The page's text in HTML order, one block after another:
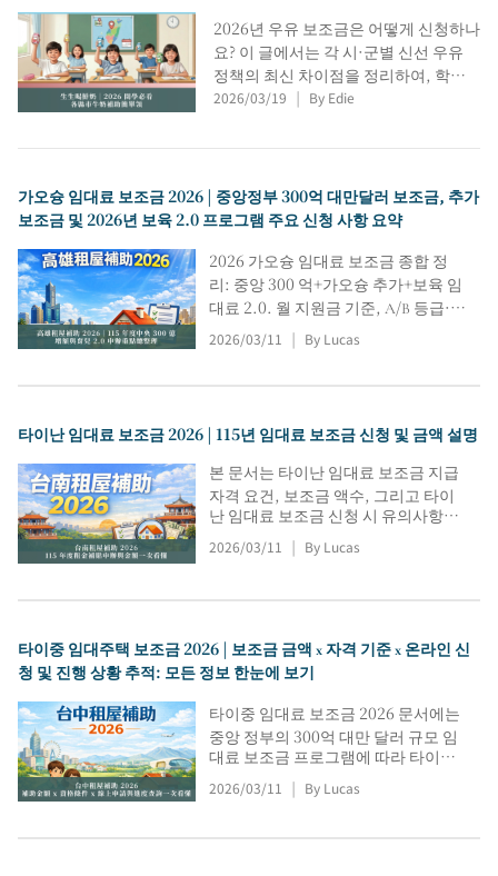
2026년 우유 보조금은 어떻게 신청하나
요? 이 글에서는 각 시·군별 신선 우유
정책의 최신 차이점을 정리하여, 학부
모님들이 지원 대상, 디지털 카드 또는
수령처, 주 1회 신청 가능 횟수, 겨울 및
내증이 있는 경우 두유로 대체하는 방
법, 이사 또는 전학 시 본인 확인 절차,
보조금 신청 누락 시 지급 기한 만료 여
부 등 주요 문의 사항을 이해하는 데 도
움을 드립니다.
2026/03/19 By Edie
가오슝 임대료 보조금 2026 | 중앙정부 300억 대만달러 보조금, 추가
보조금 및 2026년 보육 2.0 프로그램 주요 신청 사항 요약
2026 가오슝 임대료 보조금 종합 정
리: 중앙 300 억+가오슝 추가+보육 임
대료 2.0. 월 지원금 기준, A/B 등급·배
율, 거주 자격·중복/제한, 온라인 신청
포털·조회 절차를 요약(최종 금액은 공
2026/03/11 By Lucas
타이난 임대료 보조금 2026 | 115년 임대료 보조금 신청 및 금액 설명
본 문서는 타이난 임대료 보조금 지급
자격 요건, 보조금 액수, 그리고 타이
난 임대료 보조금 신청 시 유의사항에
대한 정보를 제공합니다. 소득 기준
46,545/54,303, 임대료 상한액
그리고 보조금 계산 포털 이용 방법 등
이 포함됩니다. 최종 승인은 관할 당국
정됩니다.
2026/03/11 By Lucas
타이중 임대주택 보조금 2026 | 보조금 금액 x 자격 기준 x 온라인 신
청 및 진행 상황 추적: 모든 정보 한눈에 보기
타이중 임대료 보조금 2026 문서에는
중앙 정부의 300억 대만 달러 규모 임
대료 보조금 프로그램에 따라 타이중
시 각 지역에 적용되는 보조금 등급,
추가 부담금 및 보조금 금액이 요약되
2026/03/11 By Lucas